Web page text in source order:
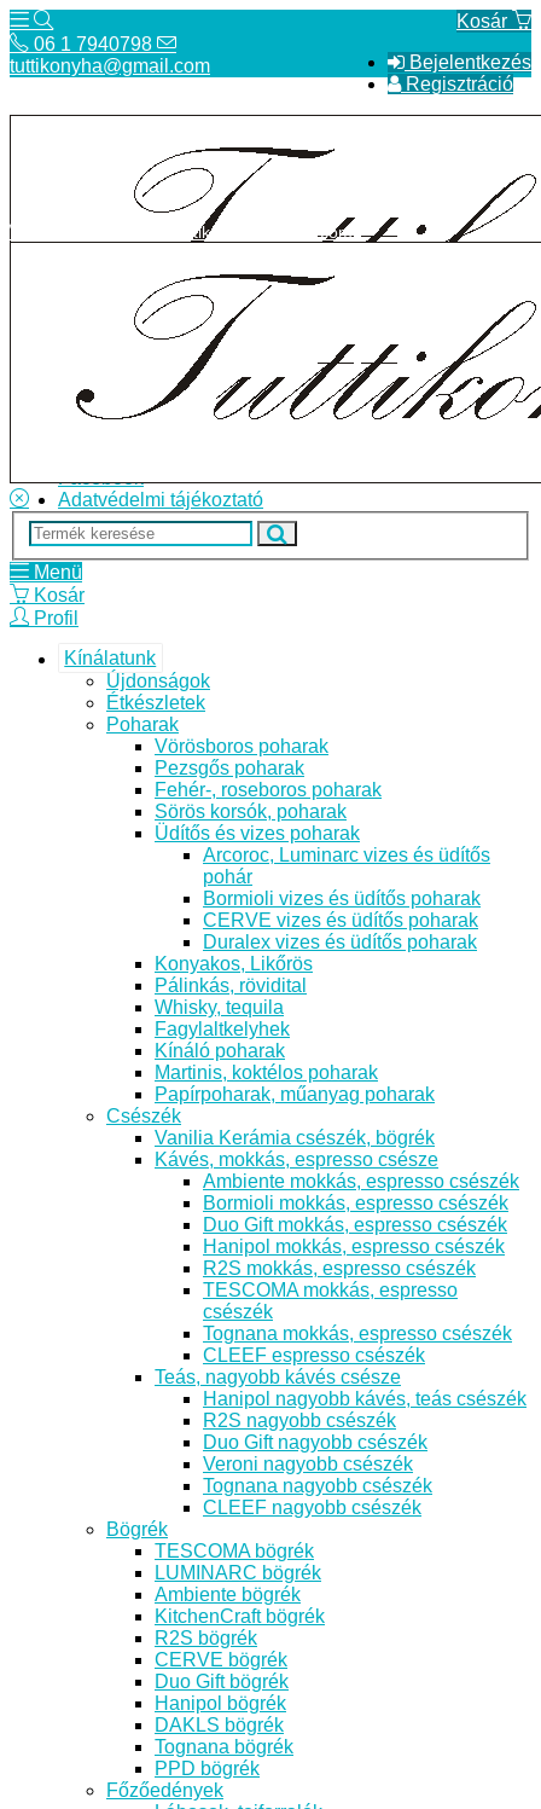
Kosár
Bejelentkezés
Regisztráció
06 1 7940798
tuttikonyha@gmail.com
Telefon
Szállítás
Facebook
Adatvédelmi tájékoztató
tuttikonyha@gmail.com
Menü
Kosár
Profil
Kínálatunk
Újdonságok
Étkészletek
Poharak
Vörösboros poharak
Pezsgős poharak
Fehér-, roseboros poharak
Sörös korsók, poharak
Üdítős és vizes poharak
Arcoroc, Luminarc vizes és üdítős
pohár
Bormioli vizes és üdítős poharak
CERVE vizes és üdítős poharak
Duralex vizes és üdítős poharak
Konyakos, Likőrös
Pálinkás, rövidital
Whisky, tequila
Fagylaltkelyhek
Kínáló poharak
Martinis, koktélos poharak
Papírpoharak, műanyag poharak
Csészék
Vanilia Kerámia csészék, bögrék
Kávés, mokkás, espresso csésze
Ambiente mokkás, espresso csészék
Bormioli mokkás, espresso csészék
Duo Gift mokkás, espresso csészék
Hanipol mokkás, espresso csészék
R2S mokkás, espresso csészék
TESCOMA mokkás, espresso
csészék
Tognana mokkás, espresso csészék
CLEEF espresso csészék
Teás, nagyobb kávés csésze
Hanipol nagyobb kávés, teás csészék
R2S nagyobb csészék
Duo Gift nagyobb csészék
Veroni nagyobb csészék
Tognana nagyobb csészék
CLEEF nagyobb csészék
Bögrék
TESCOMA bögrék
LUMINARC bögrék
Ambiente bögrék
KitchenCraft bögrék
R2S bögrék
CERVE bögrék
Duo Gift bögrék
Hanipol bögrék
DAKLS bögrék
Tognana bögrék
PPD bögrék
Főzőedények